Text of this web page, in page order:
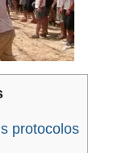
protocolos